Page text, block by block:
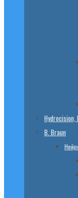
B. Braun